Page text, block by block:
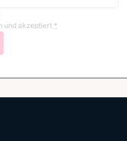
und akzeptiert *